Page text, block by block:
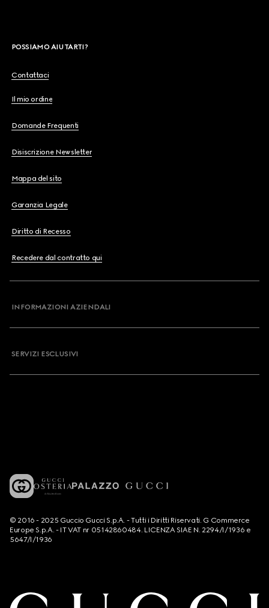
POSSIAMO AIUTARTI?
Contattaci
Il mio ordine
Domande Frequenti
Disiscrizione Newsletter
Mappa del sito
Garanzia Legale
Diritto di Recesso
Recedere dal contratto qui
INFORMAZIONI AZIENDALI
SERVIZI ESCLUSIVI
© 2016 - 2025 Guccio Gucci S.p.A. - Tutti i Diritti Riservati. G Commerce
Europe S.p.A. - IT VAT nr 05142860484. LICENZA SIAE N. 2294/I/1936 e
5647/I/1936